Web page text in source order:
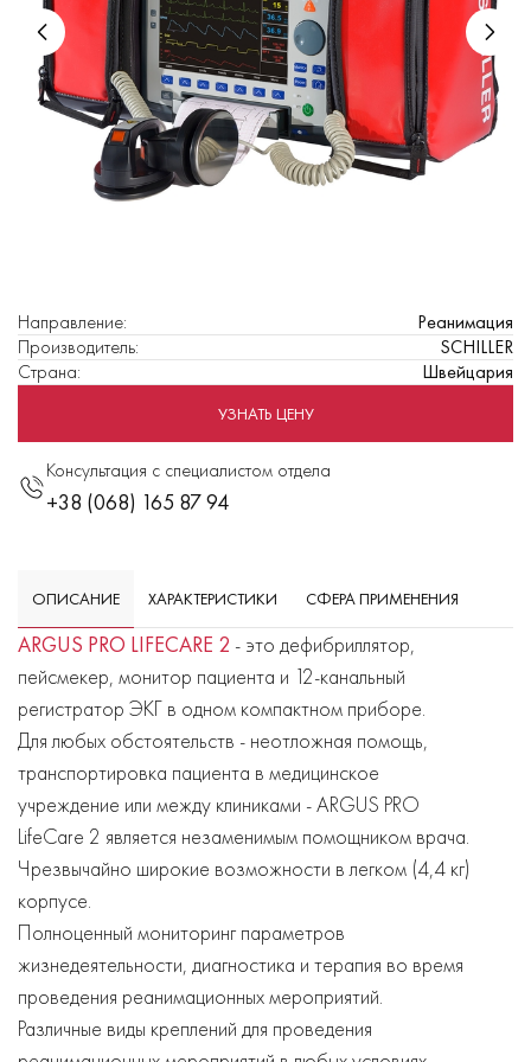
УЗНАТЬ ЦЕНУ
Консультация с специалистом отдела
+38 (068) 165 87 94
Направление:
Реанимация
Производитель:
SCHILLER
Страна: Швейцария
ОПИСАНИЕ ХАРАКТЕРИСТИКИ СФЕРА ПРИМЕНЕНИЯ
ARGUS PRO LIFECARE 2 - это дефибриллятор,
пейсмекер, монитор пациента и 12-канальный
регистратор ЭКГ в одном компактном приборе.
Для любых обстоятельств - неотложная помощь,
транспортировка пациента в медицинское
учреждение или между клиниками - ARGUS PRO
LifeCare 2 является незаменимым помощником врача.
Чрезвычайно широкие возможности в легком (4,4 кг)
корпусе.
Полноценный мониторинг параметров
жизнедеятельности, диагностика и терапия во время
проведения реанимационных мероприятий.
Различные виды креплений для проведения